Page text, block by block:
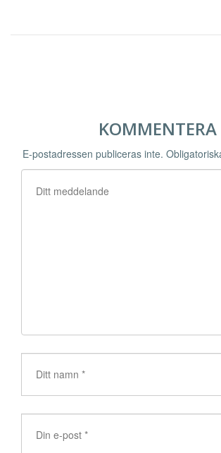
KOMMENTERA
E-postadressen publiceras inte.